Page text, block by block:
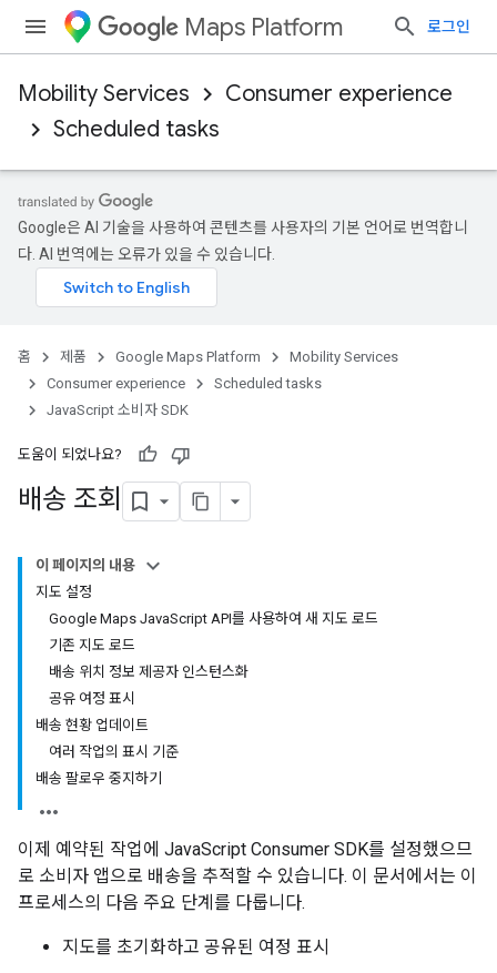
Maps Platform 로그인
Mobility Services
Consumer experience
Scheduled tasks
Google은 AI 기술을 사용하여 콘텐츠를 사용자의 기본 언어로 번역합니
다. AI 번역에는 오류가 있을 수 있습니다.
홈 제품 Google Maps Platform
Mobility Services
Consumer experience
Scheduled tasks
JavaScript 소비자 SDK
도움이 되었나요?
배송 조회
이 페이지의 내용
지도 설정
Google Maps JavaScript API를 사용하여 새 지도 로드
기존 지도 로드
배송 위치 정보 제공자 인스턴스화
공유 여정 표시
배송 현황 업데이트
여러 작업의 표시 기준
배송 팔로우 중지하기
이제 예약된 작업에 JavaScript Consumer SDK를 설정했으므
로 소비자 앱으로 배송을 추적할 수 있습니다. 이 문서에서는 이
프로세스의 다음 주요 단계를 다룹니다.
지도를 초기화하고 공유된 여정 표시